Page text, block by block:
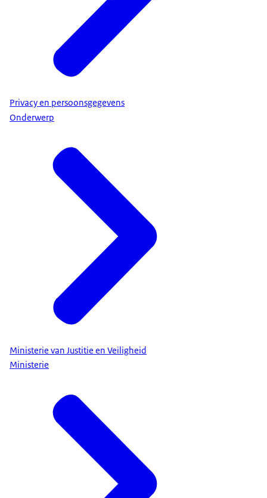
Privacy en persoonsgegevens
Onderwerp
Ministerie van Justitie en Veiligheid
Ministerie